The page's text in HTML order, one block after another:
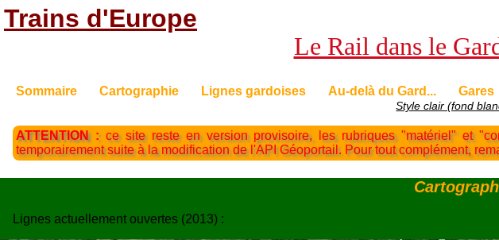
Trains d'Europe
Le Rail dans le
Sommaire Cartographie Lignes gardoises Au-delà du Gard... Gares
Style clair (fond
ATTENTION :ce site reste en version provisoire, les rubriques "matériel" et
temporairement suite à la modification de l'API Géoportail. Pour tout complément,
Lignes actuellement ouvertes (2013) :